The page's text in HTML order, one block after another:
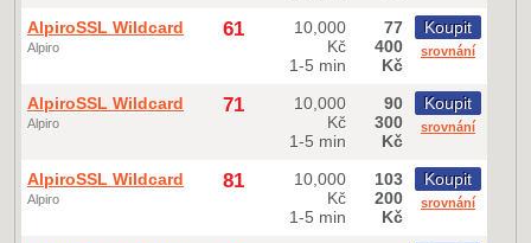
AlpiroSSL Wildcard
Alpiro
61
10,000
Kč
1-5 min
77
400
Kč
Koupit
srovnání
AlpiroSSL Wildcard
Alpiro
71
10,000
Kč
1-5 min
90
300
Kč
Koupit
srovnání
AlpiroSSL Wildcard
Alpiro
81
10,000
Kč
1-5 min
103
200
Kč
Koupit
srovnání